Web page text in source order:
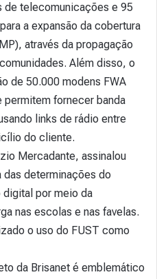
de telecomunicações e 95
a expansão da cobertura
através da propagação
Além disso, o
de 50.000 modens FWA
fornecer banda
links de rádio entre
do cliente.
Mercadante, assinalou
das determinações do
por meio da
nas escolas e nas favelas.
o uso do FUST como
da Brisanet é emblemático